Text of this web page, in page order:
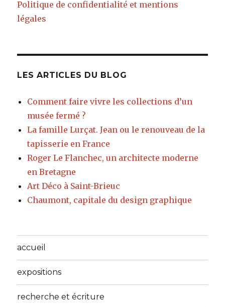
Politique de confidentialité et mentions
légales
LES ARTICLES DU BLOG
Comment faire vivre les collections d’un
musée fermé ?
La famille Lurçat. Jean ou le renouveau de la
tapisserie en France
Roger Le Flanchec, un architecte moderne
en Bretagne
Art Déco à Saint-Brieuc
Chaumont, capitale du design graphique
accueil
expositions
recherche et écriture